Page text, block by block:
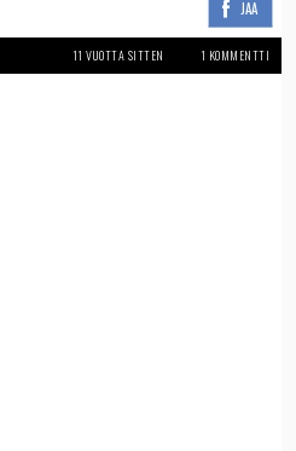
JAA
11 VUOTTA SITTEN 1 KOMMENTTI